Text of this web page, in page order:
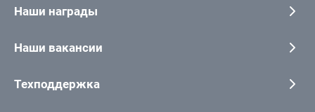
Наши награды
Наши вакансии
Техподдержка